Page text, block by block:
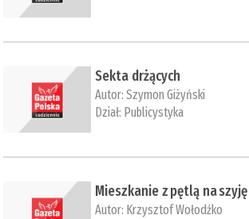
Sekta drżących
Autor:Szymon Giżyński
Dział: Publicystyka
Mieszkanie z pętlą na szyję
Autor: Krzysztof Wołodźko